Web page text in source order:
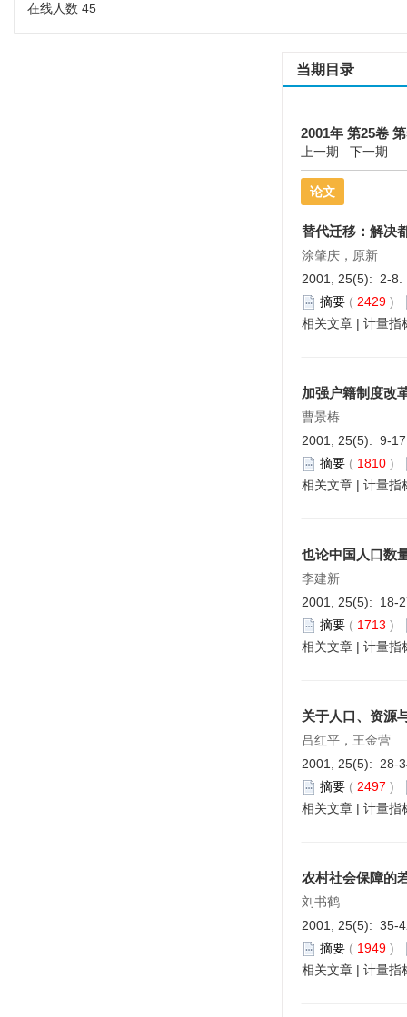
在线人数 45
当期目录
2001年 第25卷
上一期 下一期
论文
替代迁移：解决
涂肇庆，原新
2001, 25(5): 2-8.
摘要 ( 2429 )
相关文章 | 计量指
加强户籍制度改
曹景椿
2001, 25(5): 9-
摘要 ( 1810 )
相关文章 | 计量指
也论中国人口数
李建新
2001, 25(5): 18-
摘要 ( 1713 )
相关文章 | 计量指
关于人口、资源
吕红平，王金营
2001, 25(5): 28-
摘要 ( 2497 )
相关文章 | 计量指
农村社会保障的
刘书鹤
2001, 25(5): 35-
摘要 ( 1949 )
相关文章 | 计量指